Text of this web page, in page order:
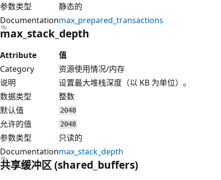
参数类型
静态的
Documentationmax_prepared_transactions
max_stack_depth
Attribute
值
Category
资源使用情况/内存
说明
设置最大堆栈深度（以 KB 为单位）。
数据类型
整数
默认值
2048
允许的值 2048
参数类型
只读的
Documentationmax_stack_depth
共享缓冲区 (shared_buffers)